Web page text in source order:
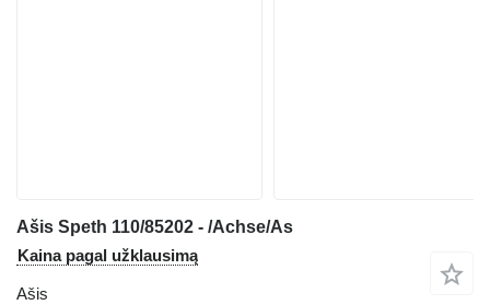
Ašis Speth 110/85202 - /Achse/As
Kaina pagal užklausimą
Ašis